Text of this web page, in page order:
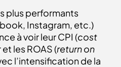
plus performants
Instagram, etc.)
à voir leur CPI (cost
les ROAS (return on
l’intensification de la